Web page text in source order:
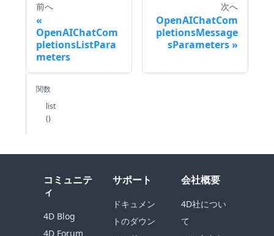
前へ
OpenAIChatCom
pletionsListPara
meters
次へ
OpenAIChatCom
pletionsMessage
sParameters
関数
list
()
コミュニテ
ィ
4D Blog
4D Forum
サポート
ドキュメン
トのダウン
会社概要
4D社につい
て